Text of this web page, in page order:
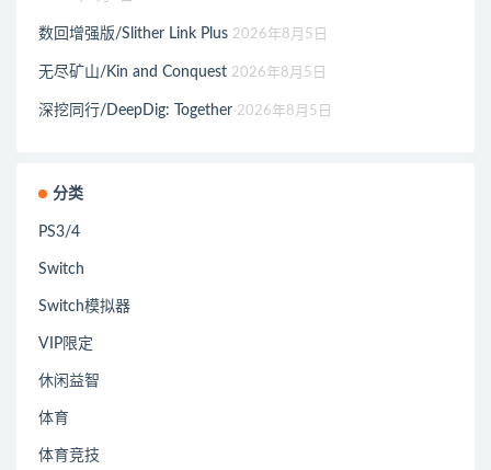
数回增强版/Slither Link Plus 2026年8月5日
无尽矿山/Kin and Conquest 2026年8月5日
深挖同行/DeepDig: Together 2026年8月5日
分类
PS3/4
Switch
Switch模拟器
VIP限定
休闲益智
体育
体育竞技